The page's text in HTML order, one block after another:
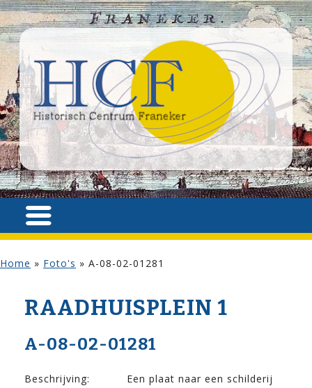
Home » Foto's » A-08-02-01281
RAADHUISPLEIN 1
A-08-02-01281
Beschrijving:
Een plaat naar een schilderij